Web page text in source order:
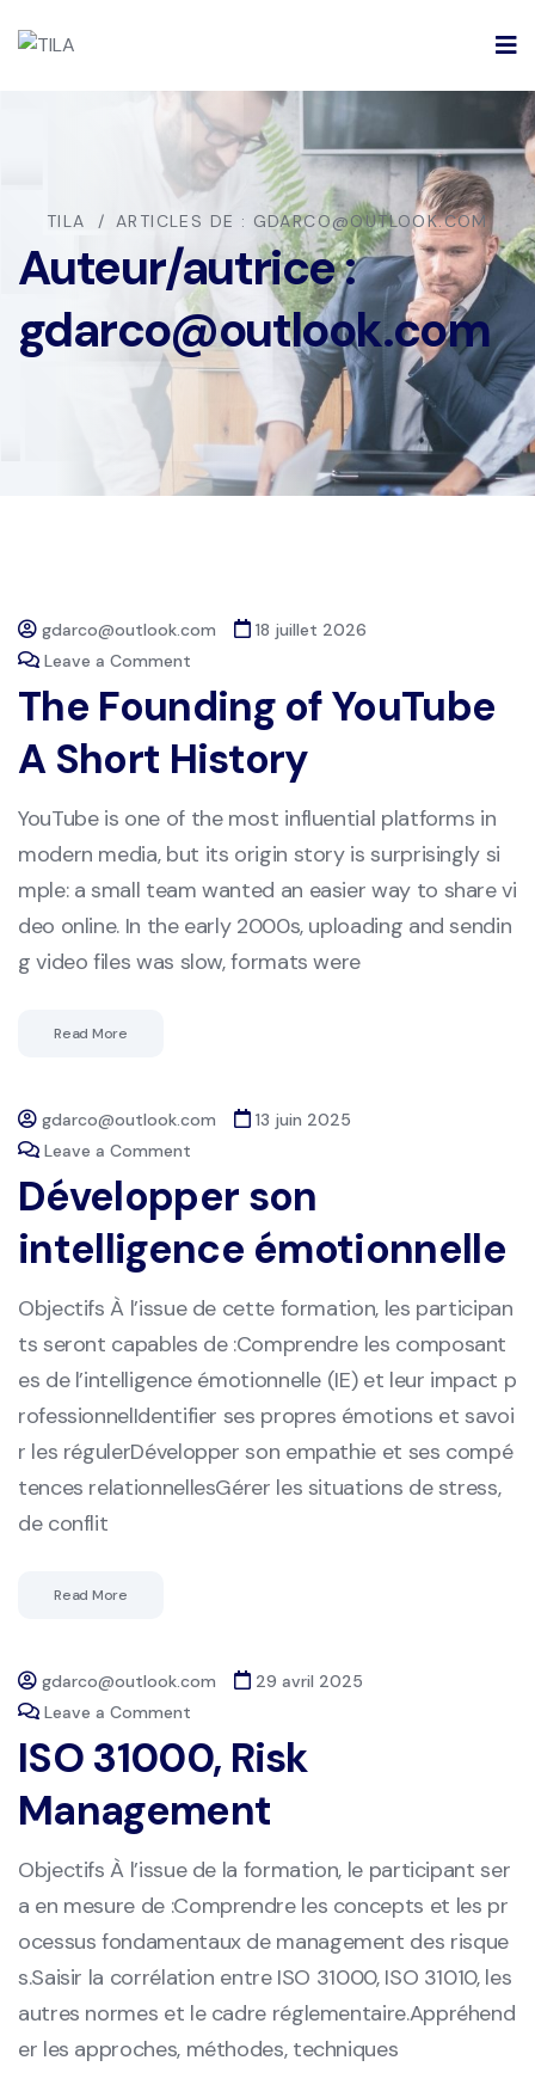
TILA ARTICLES DE : GDARCO@OUTLOOK.COM
Auteur/autrice :
gdarco@outlook.com
gdarco@outlook.com
18 juillet 2026
Leave a Comment
The Founding of YouTube
A Short History
YouTube is one of the most influential platforms in
modern media, but its origin story is surprisingly si
mple: a small team wanted an easier way to share vi
deo online. In the early 2000s, uploading and sendin
g video files was slow, formats were
Read More
gdarco@outlook.com
13 juin 2025
Leave a Comment
Développer son
intelligence émotionnelle
Objectifs À l’issue de cette formation, les participan
ts seront capables de :Comprendre les composant
es de l’intelligence émotionnelle (IE) et leur impact p
rofessionnelIdentifier ses propres émotions et savoi
r les régulerDévelopper son empathie et ses compé
tences relationnellesGérer les situations de stress,
de conflit
Read More
gdarco@outlook.com
29 avril 2025
Leave a Comment
ISO 31000, Risk
Management
Objectifs À l’issue de la formation, le participant ser
a en mesure de :Comprendre les concepts et les pr
ocessus fondamentaux de management des risque
s.Saisir la corrélation entre ISO 31000, ISO 31010, les
autres normes et le cadre réglementaire.Appréhend
er les approches, méthodes, techniques